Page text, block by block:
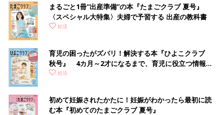
まるごと1冊“出産準備”の本『たまごクラブ 夏号』
〈スペシャル大特集〉夫婦で予習する 出産の教科書
妊活
育児の困ったがズバリ！解決する本『ひよこクラブ
秋号』 4カ月～2才になるまで、育児に役立つ情報が
いっぱい！
妊活
初めて妊娠されたかたに！妊娠がわかったら最初に読
む本『初めてのたまごクラブ 夏号』